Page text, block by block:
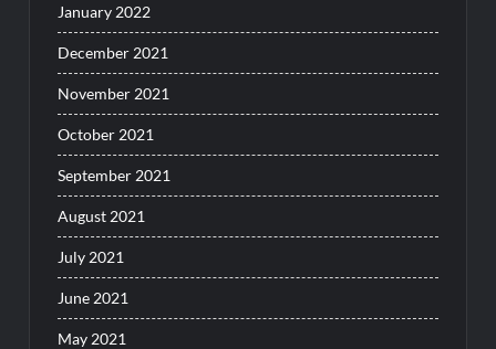
January 2022
December 2021
November 2021
October 2021
September 2021
August 2021
July 2021
June 2021
May 2021